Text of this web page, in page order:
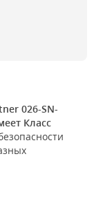
026-SN-
Класс